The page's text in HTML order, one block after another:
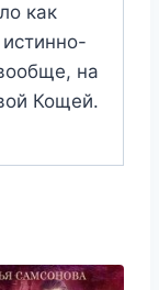
как
на
Кощей.